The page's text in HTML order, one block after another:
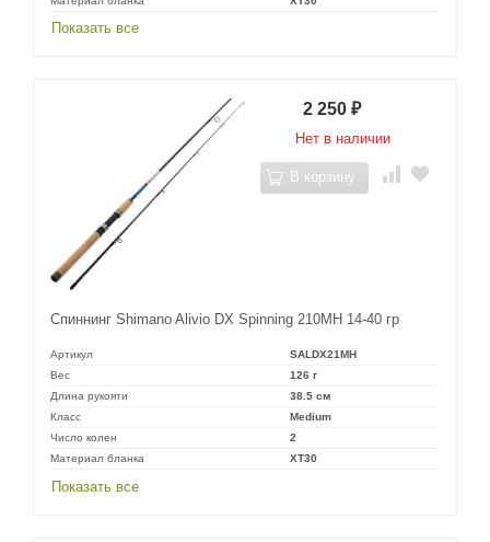
Показать все
Спиннинг Shimano Alivio DX Spinning 210MH 14-40 гр
Артикул
SALDX21MH
Вес
126 г
Длина рукояти
38.5 см
Класс
Medium
Число колен
2
Материал бланка
XT30
Показать все
2 250 ₽
Нет в наличии
В корзину